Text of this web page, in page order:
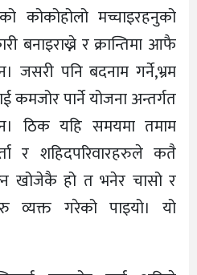
कोकोहोलो मच्चाइरहनुको
बनाइराख्ने र क्रान्तिमा आफै
जसरी पनि बदनाम गर्ने,भ्रम
कमजोर पार्ने योजना अन्तर्गत
ठिक यहि समयमा तमाम
र शहिदपरिवारहरुले कतै
खोजेकै हो त भनेर चासो र
व्यक्त गरेको पाइयो। यो